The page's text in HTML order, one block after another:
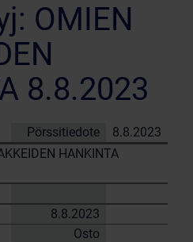
OMIEN
8.8.2023
Pörssitiedote
8.8.2023
HANKINTA
8.8.2023
Osto